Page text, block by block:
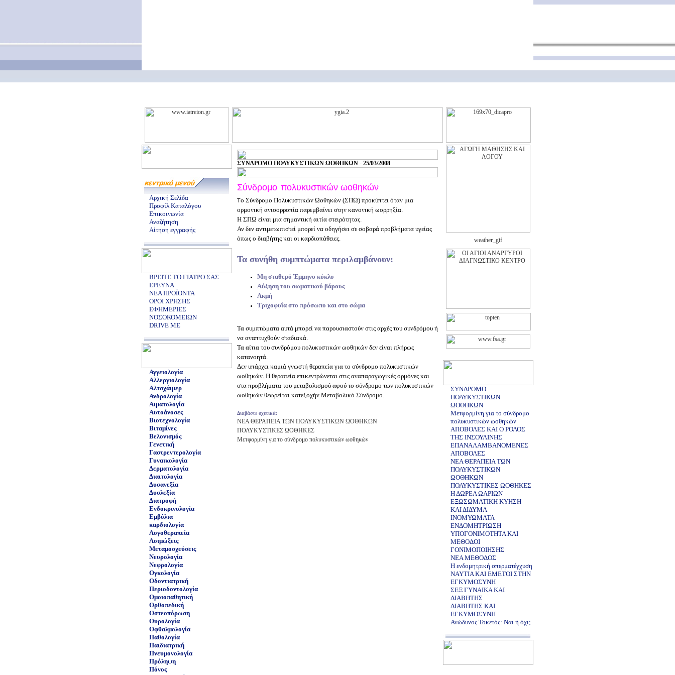
Αρχική Σελίδα
Προφίλ Καταλόγου
Επικοινωνία
Αναζήτηση
Αίτηση εγγραφής
ΒΡΕΙΤΕ ΤΟ ΓΙΑΤΡΟ ΣΑΣ
ΕΡΕΥΝΑ
ΝΕΑ ΠΡΟΪΟΝΤΑ
ΟΡΟΙ ΧΡΗΣΗΣ
ΕΦΗΜΕΡΙΕΣ
ΝΟΣΟΚΟΜΕΙΩΝ
DRIVE ME
Αγγειολογία
Αλλεργιολογία
Αλτσχάιμερ
Ανδρολογία
Αιματολογία
Αυτοάνοσες
Βιοτεχνολογία
Βιταμίνες
Βελονισμός
Γενετική
Γαστρεντερολογία
Γυναικολογία
Δερματολογία
Διαιτολογία
Δυσανεξία
Δυσλεξία
Διατροφή
Ενδοκρινολογία
Εμβόλια
καρδιολογία
Λογοθεραπεία
Λοιμώξεις
Μεταμοσχεύσεις
Νευρολογία
Νεφρολογία
Ογκολογία
Οδοντιατρική
Περιοδοντολογία
Ομοιοπαθητική
Ορθοπεδική
Οστεοπόρωση
Ουρολογία
Οφθαλμολογία
Παθολογία
Παιδιατρική
Πνευμονολογία
Πρόληψη
Πόνος
ΣΥΝΔΡΟΜΟ ΠΟΛΥΚΥΣΤΙΚΩΝ ΩΟΘΗΚΩΝ - 25/03/2008
Σύνδρομο πολυκυστικών ωοθηκών
Το Σύνδρομο Πολυκυστικών Ωοθηκών (ΣΠΩ) προκύπτει όταν μια
ορμονική ανισορροπία παρεμβαίνει στην κανονική ωορρηξία.
Η ΣΠΩ είναι μια σημαντική αιτία στειρότητας.
Αν δεν αντιμετωπιστεί μπορεί να οδηγήσει σε σοβαρά προβλήματα υγείας
όπως ο διαβήτης και οι καρδιοπάθειες.
Τα συνήθη συμπτώματα περιλαμβάνουν:
Μη σταθερό Έμμηνο κύκλο
Αύξηση του σωματικού βάρους
Ακμή
Τριχοφυΐα στο πρόσωπο και στο σώμα
Τα συμπτώματα αυτά μπορεί να παρουσιαστούν στις αρχές του συνδρόμου ή
να αναπτυχθούν σταδιακά.
Τα αίτια του συνδρόμου πολυκυστικών ωοθηκών δεν είναι πλήρως
κατανοητά.
Δεν υπάρχει καμιά γνωστή θεραπεία για το σύνδρομο πολυκυστικών
ωοθηκών. Η θεραπεία επικεντρώνεται στις αναπαραγωγικές ορμόνες και
στα προβλήματα του μεταβολισμού αφού το σύνδρομο των πολυκυστικών
ωοθηκών θεωρείται κατεξοχήν Μεταβολικό Σύνδρομο.
Διαβάστε σχετικά:
ΝΕΑ ΘΕΡΑΠΕΙΑ ΤΩΝ ΠΟΛΥΚΥΣΤΙΚΩΝ ΩΟΘΗΚΩΝ
ΠΟΛΥΚΥΣΤΙΚΕΣ ΩΟΘΗΚΕΣ
Μετφορμίνη για το σύνδρομο πολυκυστικών ωοθηκών
ΣΥΝΔΡΟΜΟ
ΠΟΛΥΚΥΣΤΙΚΩΝ
ΩΟΘΗΚΩΝ
Μετφορμίνη για το σύνδρομο
πολυκυστικών ωοθηκών
ΑΠΟΒΟΛΕΣ ΚΑΙ Ο ΡΟΛΟΣ
ΤΗΣ ΙΝΣΟΥΛΙΝΗΣ
ΕΠΑΝΑΛΑΜΒΑΝΟΜΕΝΕΣ
ΑΠΟΒΟΛΕΣ
ΝΕΑ ΘΕΡΑΠΕΙΑ ΤΩΝ
ΠΟΛΥΚΥΣΤΙΚΩΝ
ΩΟΘΗΚΩΝ
ΠΟΛΥΚΥΣΤΙΚΕΣ ΩΟΘΗΚΕΣ
Η ΔΩΡΕΑ ΩΑΡΙΩΝ
ΕΞΩΣΩΜΑΤΙΚΗ ΚΥΗΣΗ
ΚΑΙ ΔΙΔΥΜΑ
ΙΝΟΜΥΩΜΑΤΑ
ΕΝΔΟΜΗΤΡΙΩΣΗ
ΥΠΟΓΟΝΙΜΟΤΗΤΑ ΚΑΙ
ΜΕΘΟΔΟΙ
ΓΟΝΙΜΟΠΟΙΗΣΗΣ
NEA ΜΕΘΟΔΟΣ
Η ενδομητρική σπερματέγχυση
NAYTIA KAI EMETOI ΣΤΗΝ
ΕΓΚΥΜΟΣΥΝΗ
ΣΕΞ ΓΥΝΑΙΚΑ ΚΑΙ
ΔΙΑΒΗΤΗΣ
ΔΙΑΒΗΤΗΣ ΚΑΙ
ΕΓΚΥΜΟΣΥΝΗ
Ανώδυνος Τοκετός: Ναι ή όχι;